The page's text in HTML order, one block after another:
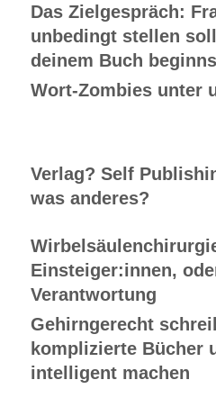
Das Zielgespräch:
unbedingt stellen
deinem Buch
Wort-Zombies unter
Verlag? Self
was anderes?
Einsteiger:innen,
Verantwortung
Gehirngerecht
komplizierte Bücher
intelligent machen